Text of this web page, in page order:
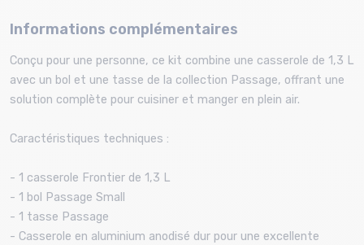
Informations complémentaires
Conçu pour une personne, ce kit combine une casserole de 1,3 L
avec un bol et une tasse de la collection Passage, offrant une
solution complète pour cuisiner et manger en plein air.
Caractéristiques techniques :
- 1 casserole Frontier de 1,3 L
- 1 bol Passage Small
- 1 tasse Passage
- Casserole en aluminium anodisé dur pour une excellente